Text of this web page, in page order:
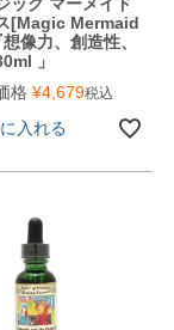
[Magic Mermaid
像力、創造性、
」
格 ¥4,679税込
入れる